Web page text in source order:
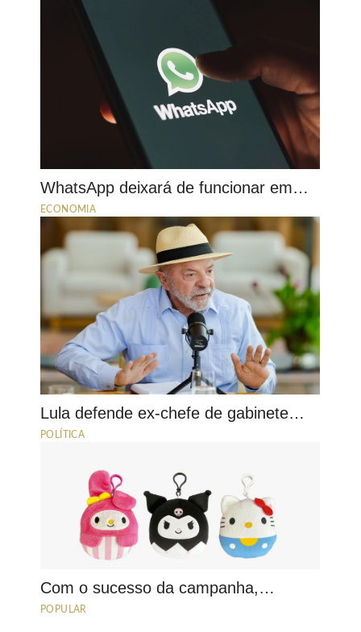
WhatsApp deixará de funcionar em…
ECONOMIA
Lula defende ex-chefe de gabinete…
POLÍTICA
Com o sucesso da campanha,…
POPULAR